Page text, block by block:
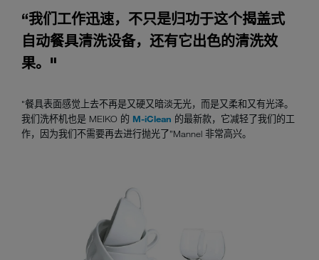
“我们工作迅速，不只是归功于这个揭盖式
自动餐具清洗设备，还有它出色的清洗效
果。"
"餐具表面感觉上去不再是又硬又暗淡无光，而是又柔和又有光泽。
我们洗杯机也是 MEIKO 的 M-iClean 的最新款，它减轻了我们的工
作，因为我们不需要再去进行抛光了”Mannel 非常高兴。